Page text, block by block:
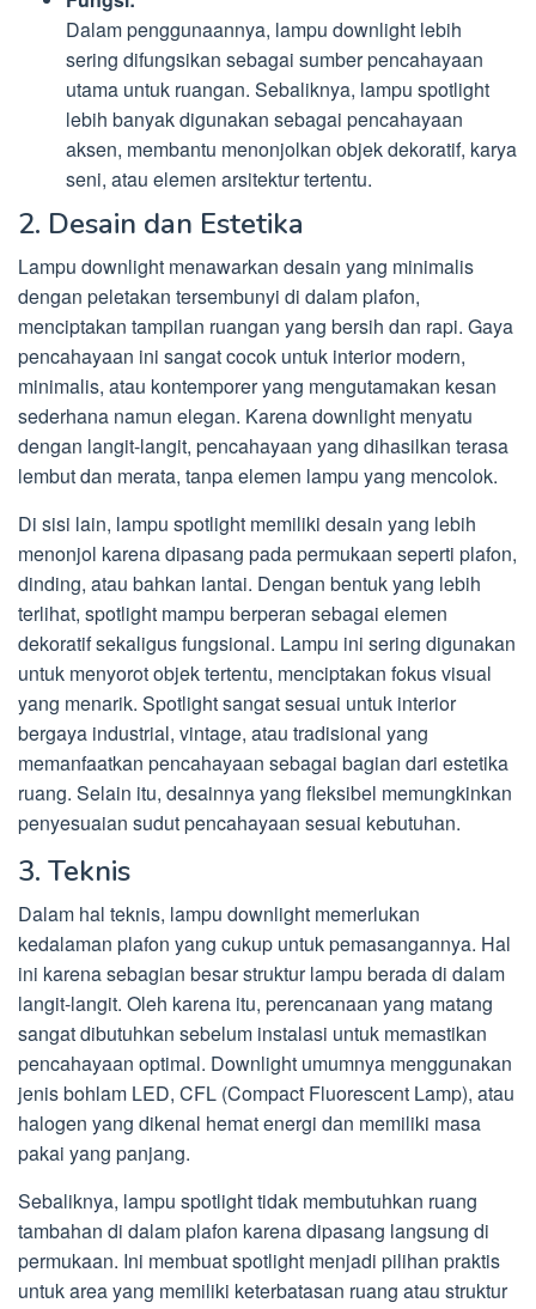
Dalam penggunaannya, lampu downlight lebih
sering difungsikan sebagai sumber pencahayaan
utama untuk ruangan. Sebaliknya, lampu spotlight
lebih banyak digunakan sebagai pencahayaan
aksen, membantu menonjolkan objek dekoratif, karya
seni, atau elemen arsitektur tertentu.
2. Desain dan Estetika
Lampu downlight menawarkan desain yang minimalis
dengan peletakan tersembunyi di dalam plafon,
menciptakan tampilan ruangan yang bersih dan rapi. Gaya
pencahayaan ini sangat cocok untuk interior modern,
minimalis, atau kontemporer yang mengutamakan kesan
sederhana namun elegan. Karena downlight menyatu
dengan langit-langit, pencahayaan yang dihasilkan terasa
lembut dan merata, tanpa elemen lampu yang mencolok.
Di sisi lain, lampu spotlight memiliki desain yang lebih
menonjol karena dipasang pada permukaan seperti plafon,
dinding, atau bahkan lantai. Dengan bentuk yang lebih
terlihat, spotlight mampu berperan sebagai elemen
dekoratif sekaligus fungsional. Lampu ini sering digunakan
untuk menyorot objek tertentu, menciptakan fokus visual
yang menarik. Spotlight sangat sesuai untuk interior
bergaya industrial, vintage, atau tradisional yang
memanfaatkan pencahayaan sebagai bagian dari estetika
ruang. Selain itu, desainnya yang fleksibel memungkinkan
penyesuaian sudut pencahayaan sesuai kebutuhan.
3. Teknis
Dalam hal teknis, lampu downlight memerlukan
kedalaman plafon yang cukup untuk pemasangannya. Hal
ini karena sebagian besar struktur lampu berada di dalam
langit-langit. Oleh karena itu, perencanaan yang matang
sangat dibutuhkan sebelum instalasi untuk memastikan
pencahayaan optimal. Downlight umumnya menggunakan
jenis bohlam LED, CFL (Compact Fluorescent Lamp), atau
halogen yang dikenal hemat energi dan memiliki masa
pakai yang panjang.
Sebaliknya, lampu spotlight tidak membutuhkan ruang
tambahan di dalam plafon karena dipasang langsung di
permukaan. Ini membuat spotlight menjadi pilihan praktis
untuk area yang memiliki keterbatasan ruang atau struktur